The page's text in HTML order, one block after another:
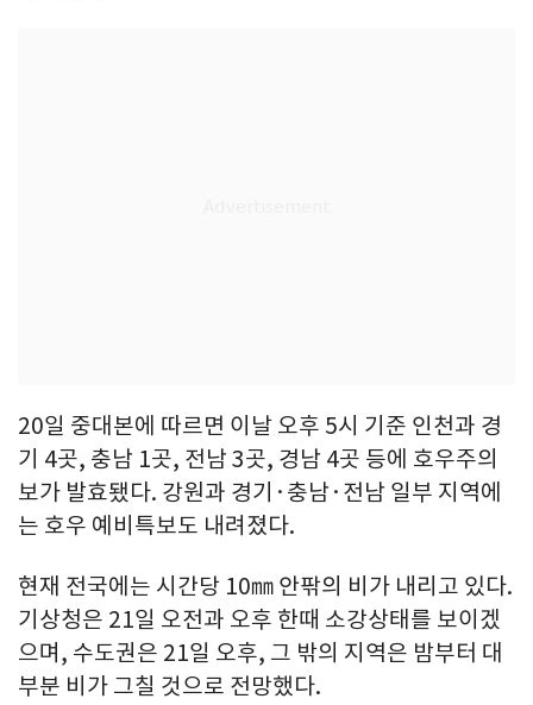
20일 중대본에 따르면 이날 오후 5시 기준 인천과 경
기 4곳, 충남 1곳, 전남 3곳, 경남 4곳 등에 호우주의
보가 발효됐다. 강원과 경기·충남·전남 일부 지역에
는 호우 예비특보도 내려졌다.
현재 전국에는 시간당 10㎜ 안팎의 비가 내리고 있다.
기상청은 21일 오전과 오후 한때 소강상태를 보이겠
으며, 수도권은 21일 오후, 그 밖의 지역은 밤부터 대
부분 비가 그칠 것으로 전망했다.